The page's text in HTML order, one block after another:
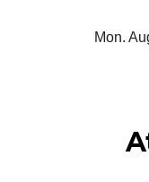
Mon.